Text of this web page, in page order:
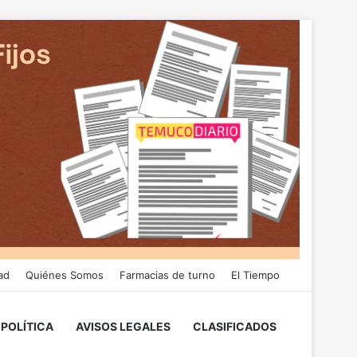
Quiénes Somos Farmacias de turno El Tiempo
POLÍTICA AVISOS LEGALES CLASIFICADOS